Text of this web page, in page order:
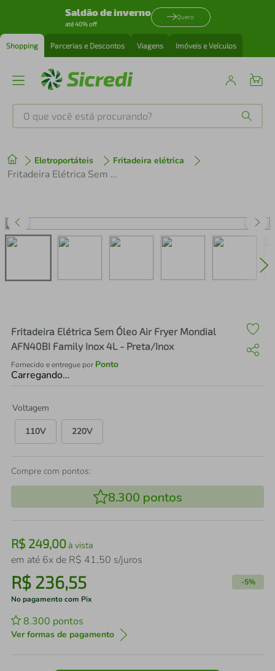
Saldão de inverno
até 40% off
Quero
Shopping Parcerias e Descontos Viagens Imóveis e Veículos
O que você está procurando?
Eletroportáteis Fritadeira elétrica
Fritadeira Elétrica Sem Óleo Air Fryer Mondial AFN40BI Family Inox 4L - Preta/Inox
Fritadeira Elétrica Sem Óleo Air Fryer Mondial
AFN40BI Family Inox 4L - Preta/Inox
Fornecido e entregue por Ponto
Carregando…
Voltagem
110V
220V
Compre com pontos:
8.300 pontos
R$ 249,00à vista
em até 6x de R$ 41,50 s/juros
R$ 236,55 -5%
No pagamento com Pix
8.300 pontos
Ver formas de pagamento
1º tenis
perfume